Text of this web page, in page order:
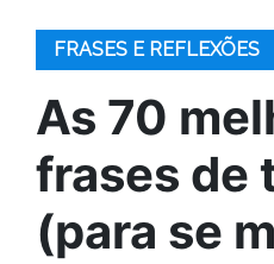
FRASES E REFLEXÕES
As 70
frases de
(para se